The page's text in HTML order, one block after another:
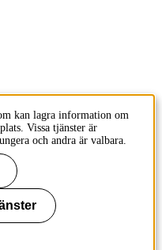
kan lagra information om
Vissa tjänster är
och andra är valbara.